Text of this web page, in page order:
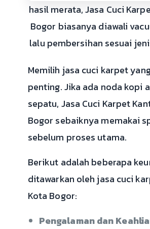
hasil merata, Jasa Cuci
Bogor biasanya diawali
lalu pembersihan sesuai
Memilih jasa cuci karpet
penting. Jika ada noda kopi
sepatu, Jasa Cuci Karpet
Bogor sebaiknya memakai
sebelum proses utama.
Berikut adalah beberapa
ditawarkan oleh jasa cuci
Kota Bogor:
Pengalaman dan